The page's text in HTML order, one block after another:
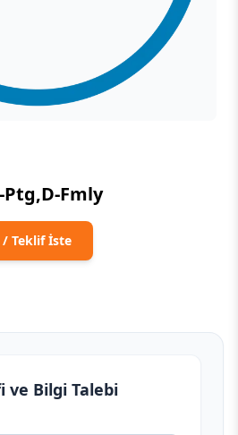
Ptg,D-Fmly
Teklif İste
ve Bilgi Talebi